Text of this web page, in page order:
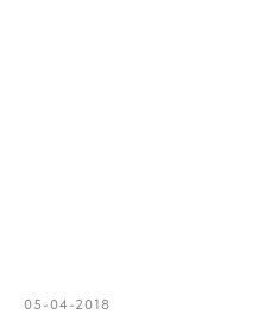
05-04-2018